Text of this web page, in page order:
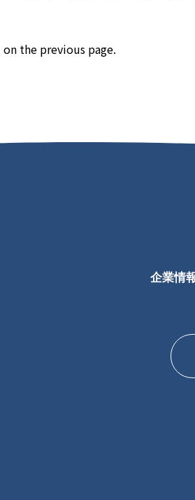
the previous page.
企業情